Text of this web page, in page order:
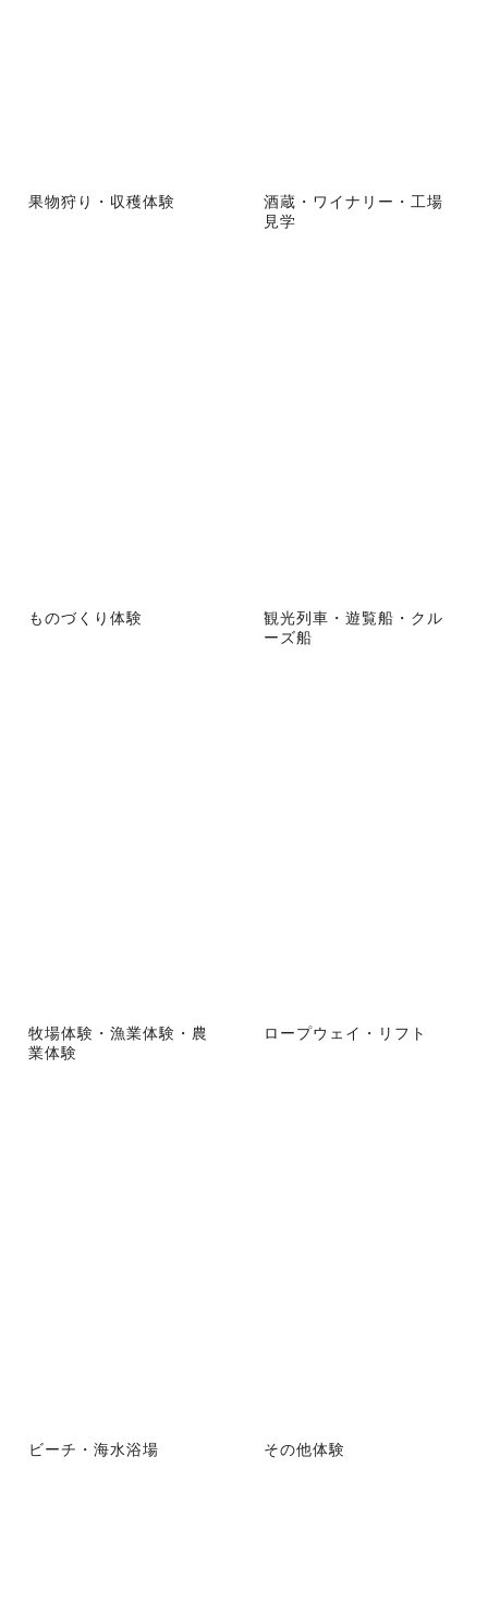
果物狩り・収穫体験
酒蔵・ワイナリー・工場
見学
ものづくり体験
観光列車・遊覧船・クル
ーズ船
牧場体験・漁業体験・農
業体験
ロープウェイ・リフト
ビーチ・海水浴場 その他体験